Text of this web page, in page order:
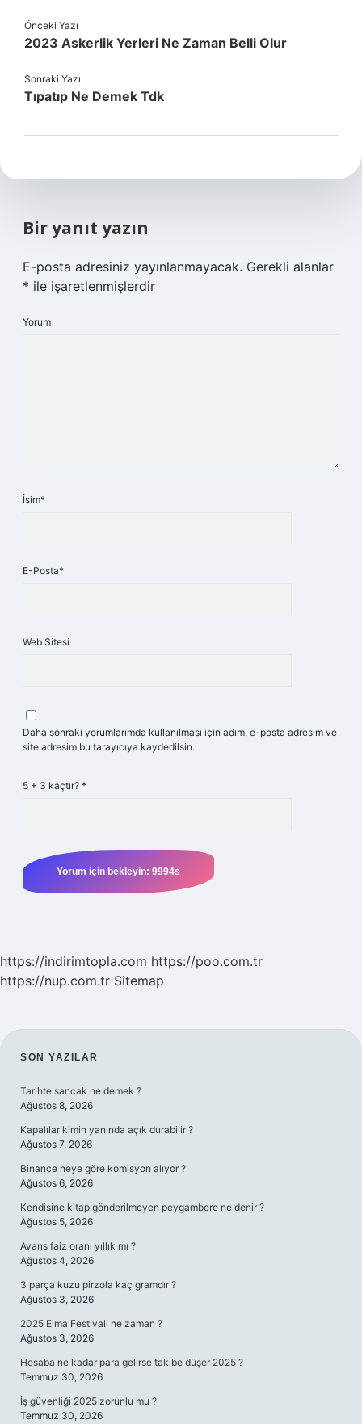
Önceki Yazı
2023 Askerlik Yerleri Ne Zaman Belli Olur
Sonraki Yazı
Tıpatıp Ne Demek Tdk
Bir yanıt yazın
E-posta adresiniz yayınlanmayacak. Gerekli alanlar
* ile işaretlenmişlerdir
Yorum
İsim*
E-Posta*
Web Sitesi
Daha sonraki yorumlarımda kullanılması için adım, e-posta adresim ve
site adresim bu tarayıcıya kaydedilsin.
5 + 3 kaçtır? *
https://indirimtopla.com https://poo.com.tr
https://nup.com.tr Sitemap
SIDEBAR
SON YAZILAR
Tarihte sancak ne demek ?
Ağustos 8, 2026
Kapalılar kimin yanında açık durabilir ?
Ağustos 7, 2026
Binance neye göre komisyon alıyor ?
Ağustos 6, 2026
Kendisine kitap gönderilmeyen peygambere ne denir ?
Ağustos 5, 2026
Avans faiz oranı yıllık mı ?
Ağustos 4, 2026
3 parça kuzu pirzola kaç gramdır ?
Ağustos 3, 2026
2025 Elma Festivali ne zaman ?
Ağustos 3, 2026
Hesaba ne kadar para gelirse takibe düşer 2025 ?
Temmuz 30, 2026
İş güvenliği 2025 zorunlu mu ?
Temmuz 30, 2026